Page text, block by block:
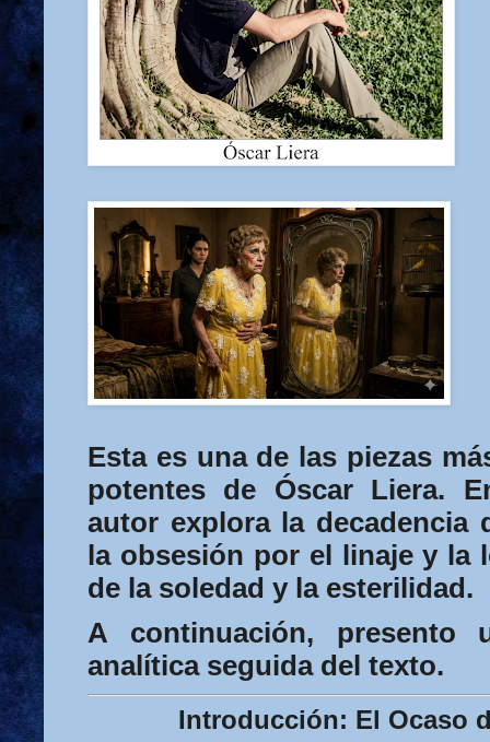
Esta es una de las piezas
potentes de Óscar Liera.
autor explora la decadencia
la obsesión por el linaje y la
de la soledad y la esterilidad.
A continuación, presento
analítica seguida del texto.
Introducción: El Ocaso